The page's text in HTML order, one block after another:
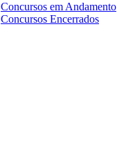
Concursos em Andamento
Concursos Encerrados